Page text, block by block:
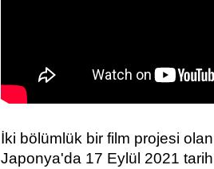
İki bölümlük bir film projesi
Japonya'da 17 Eylül 2021